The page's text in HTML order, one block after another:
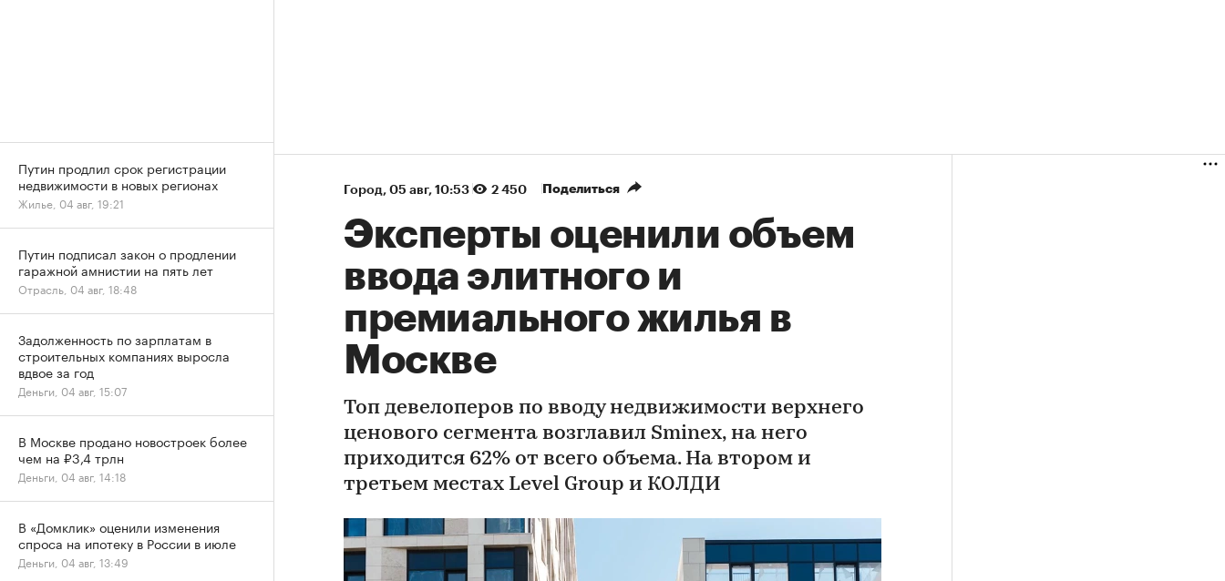
Город⁠, 05 авг, 10:53 2 450 Поделиться
Эксперты оценили объем
ввода элитного и
премиального жилья в
Москве
Топ девелоперов по вводу недвижимости верхнего
ценового сегмента возглавил Sminex, на него
приходится 62% от всего объема. На втором и
третьем местах Level Group и КОЛДИ
Путин продлил срок регистрации
недвижимости в новых регионах
Жилье, 04 авг, 19:21
Путин подписал закон о продлении
гаражной амнистии на пять лет
Отрасль, 04 авг, 18:48
Задолженность по зарплатам в
строительных компаниях выросла
вдвое за год
Деньги, 04 авг, 15:07
В Москве продано новостроек более
чем на ₽3,4 трлн
Деньги, 04 авг, 14:18
В «Домклик» оценили изменения
спроса на ипотеку в России в июле
Деньги, 04 авг, 13:49